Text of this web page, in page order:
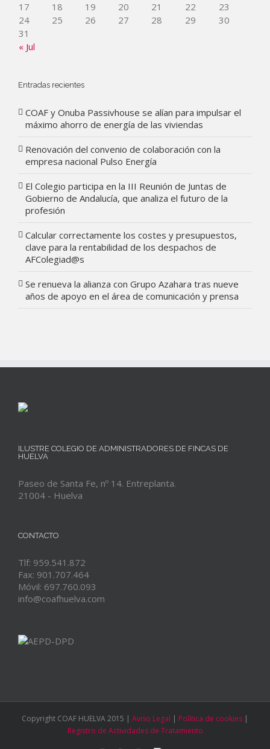
« Jul
17
18 19 20 21 22
23
24
25 26 27 28 29
30
31
Entradas recientes
COAF y Onuba Passivhouse se alían para impulsar el
máximo ahorro de energía de las viviendas
Renovación del convenio de colaboración con la
empresa nacional Pulso Energía
El Colegio participa en la III Reunión de Juntas de
Gobierno de Andalucía, que analiza el futuro de la
profesión
Calcular correctamente los costes y presupuestos,
clave para la rentabilidad de los despachos de
AFColegiad@s
Se renueva la alianza con Grupo Azahara tras nueve
años de apoyo en el área de comunicación y prensa
ILUSTRE COLEGIO DE ADMINISTRADORES DE FINCAS DE
HUELVA
Paseo de Santa Fe, nº 14. Entreplanta.
21004 - Huelva
CONTACTO
Tlf: 959.541.872
Fax: 901.707.464
Móvil: 697.760.093
info@coafhuelva.com
Copyright COAF HUELVA 2015 | Aviso Legal | Política de cookies |
Registro de Actividades de Tratamiento